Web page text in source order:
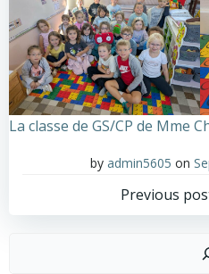
La classe de GS/CP de Mme
by admin5605 on
Post
Previous